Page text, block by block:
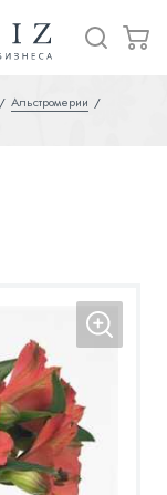
Альстромерии